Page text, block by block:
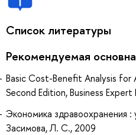
Список литературы
Рекомендуемая
Basic Cost-Benefit Analysis for
Second Edition, Business Expert
Экономика здравоохранения :
Засимова, Л. С., 2009